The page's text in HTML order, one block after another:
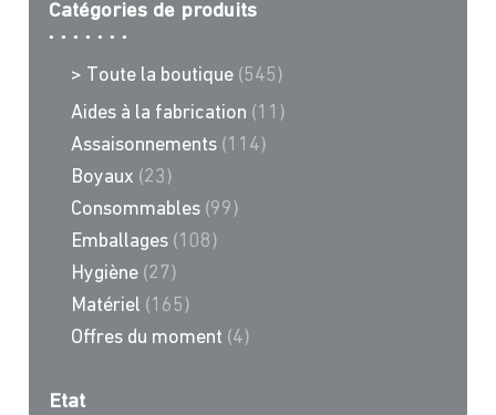
Catégories de produits
> Toute la boutique (545)
Aides à la fabrication (11)
Assaisonnements (114)
Boyaux (23)
Consommables (99)
Emballages (108)
Hygiène (27)
Matériel (165)
Offres du moment (4)
Etat